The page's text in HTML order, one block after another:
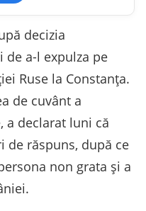
decizia
a-l expulza pe
Ruse la Constanța.
de cuvânt a
a declarat luni că
de răspuns, după ce
non grata și a